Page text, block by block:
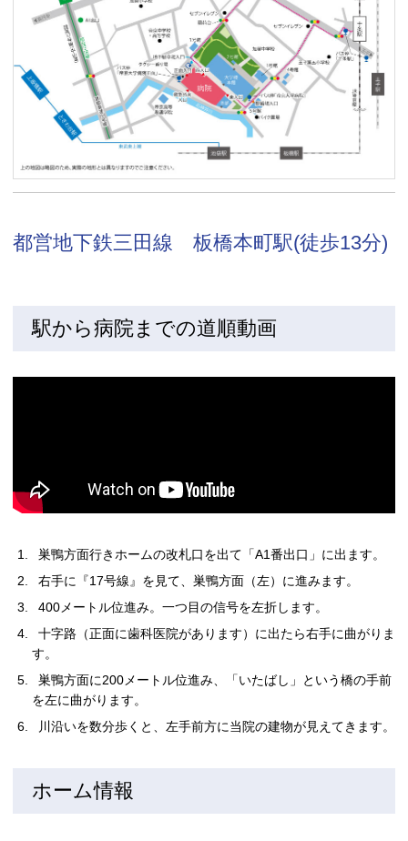
都営地下鉄三田線 板橋本町駅(徒歩13分)
駅から病院までの道順動画
巣鴨方面行きホームの改札口を出て「A1番出口」に出ます。
右手に『17号線』を見て、巣鴨方面（左）に進みます。
400メートル位進み。一つ目の信号を左折します。
十字路（正面に歯科医院があります）に出たら右手に曲がりま
す。
巣鴨方面に200メートル位進み、「いたばし」という橋の手前
を左に曲がります。
川沿いを数分歩くと、左手前方に当院の建物が見えてきます。
ホーム情報